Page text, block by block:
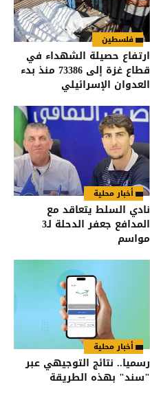
فلسطين
ارتفاع حصيلة الشهداء في
قطاع غزة إلى 73386 منذ بدء
العدوان الإسرائيلي
أخبار محلية
نادي السلط يتعاقد مع
المدافع جعفر الدحلة لـ3
مواسم
أخبار محلية
رسميا.. نتائج التوجيهي عبر
"سند" بهذه الطريقة